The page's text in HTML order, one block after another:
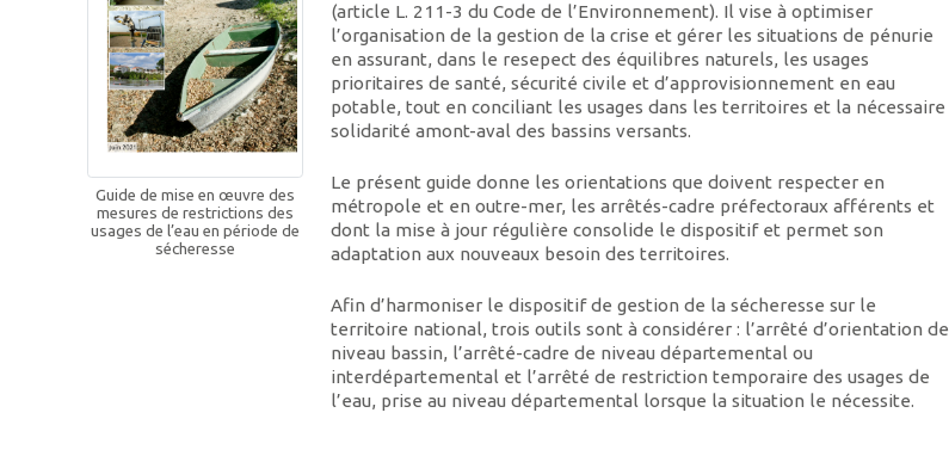
Guide de mise en œuvre des
mesures de restrictions des
usages de l’eau en période de
sécheresse
(article L. 211-3 du Code de l’Environnement). Il vise à optimiser
l’organisation de la gestion de la crise et gérer les situations de pénurie
en assurant, dans le resepect des équilibres naturels, les usages
prioritaires de santé, sécurité civile et d’approvisionnement en eau
potable, tout en conciliant les usages dans les territoires et la nécessaire
solidarité amont-aval des bassins versants.
Le présent guide donne les orientations que doivent respecter en
métropole et en outre-mer, les arrêtés-cadre préfectoraux afférents et
dont la mise à jour régulière consolide le dispositif et permet son
adaptation aux nouveaux besoin des territoires.
Afin d’harmoniser le dispositif de gestion de la sécheresse sur le
territoire national, trois outils sont à considérer : l’arrêté d’orientation de
niveau bassin, l’arrêté-cadre de niveau départemental ou
interdépartemental et l’arrêté de restriction temporaire des usages de
l’eau, prise au niveau départemental lorsque la situation le nécessite.